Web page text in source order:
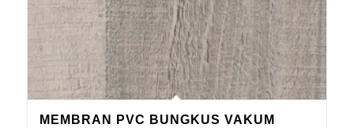
MEMBRAN PVC BUNGKUS VAKUM